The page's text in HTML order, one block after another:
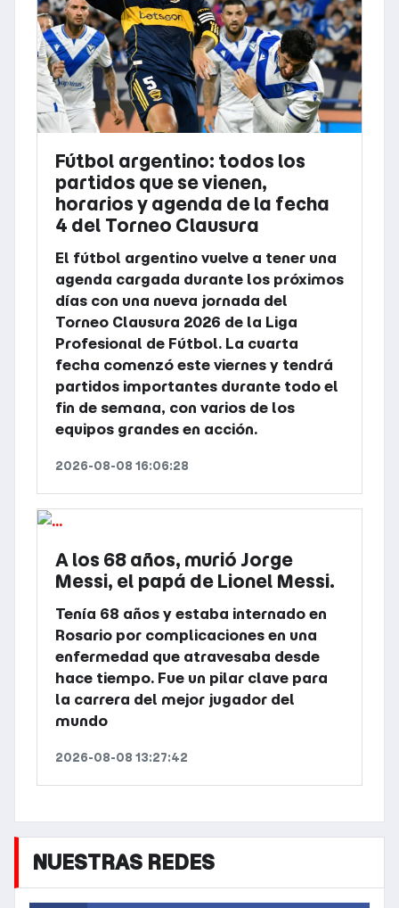
Fútbol argentino: todos los
partidos que se vienen,
horarios y agenda de la fecha
4 del Torneo Clausura
El fútbol argentino vuelve a tener una
agenda cargada durante los próximos
días con una nueva jornada del
Torneo Clausura 2026 de la Liga
Profesional de Fútbol. La cuarta
fecha comenzó este viernes y tendrá
partidos importantes durante todo el
fin de semana, con varios de los
equipos grandes en acción.
2026-08-08 16:06:28
A los 68 años, murió Jorge
Messi, el papá de Lionel Messi.
Tenía 68 años y estaba internado en
Rosario por complicaciones en una
enfermedad que atravesaba desde
hace tiempo. Fue un pilar clave para
la carrera del mejor jugador del
mundo
2026-08-08 13:27:42
NUESTRAS REDES